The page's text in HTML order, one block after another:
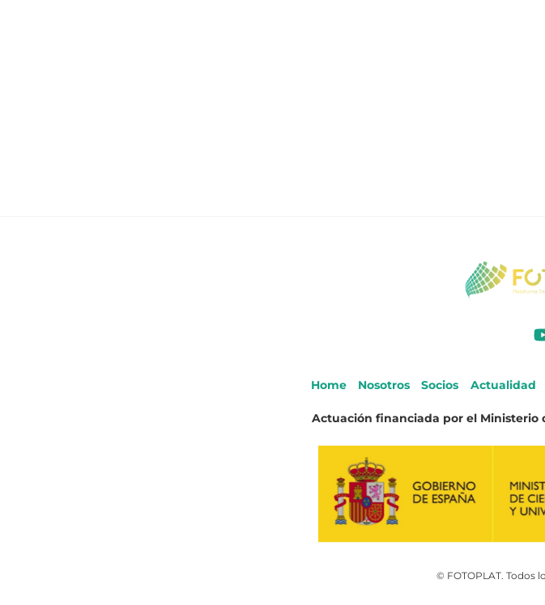
Home Nosotros Socios Actualidad
Actuación financiada por el Ministerio
© FOTOPLAT. Todos